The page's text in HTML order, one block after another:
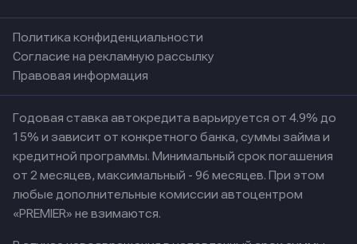
Политика конфиденциальности
Согласие на рекламную рассылку
Правовая информация
Годовая ставка автокредита варьируется от 4.9% до
15% и зависит от конкретного банка, суммы займа и
кредитной программы. Минимальный срок погашения
от 2 месяцев, максимальный - 96 месяцев. При этом
любые дополнительные комиссии автоцентром
«PREMIER» не взимаются.